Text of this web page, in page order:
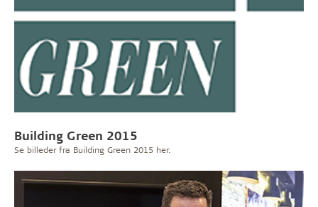
Building Green 2015
Se billeder fra Building Green 2015 her.